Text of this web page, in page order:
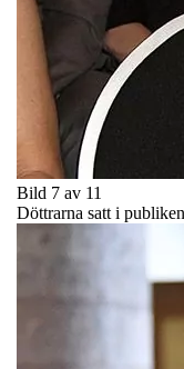
Bild 7 av 11
Döttrarna satt i